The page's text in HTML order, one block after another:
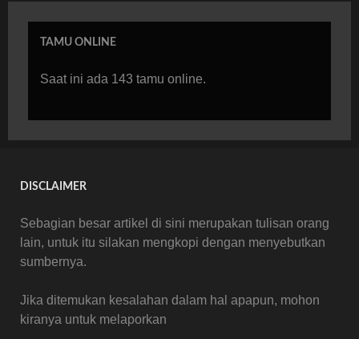
TAMU ONLINE
Saat ini ada 143 tamu online.
DISCLAIMER
Sebagian besar artikel di sini merupakan tulisan orang
lain, untuk itu silakan mengkopi dengan menyebutkan
sumbernya.
Jika ditemukan kesalahan dalam hal apapun, mohon
kiranya untuk melaporkan